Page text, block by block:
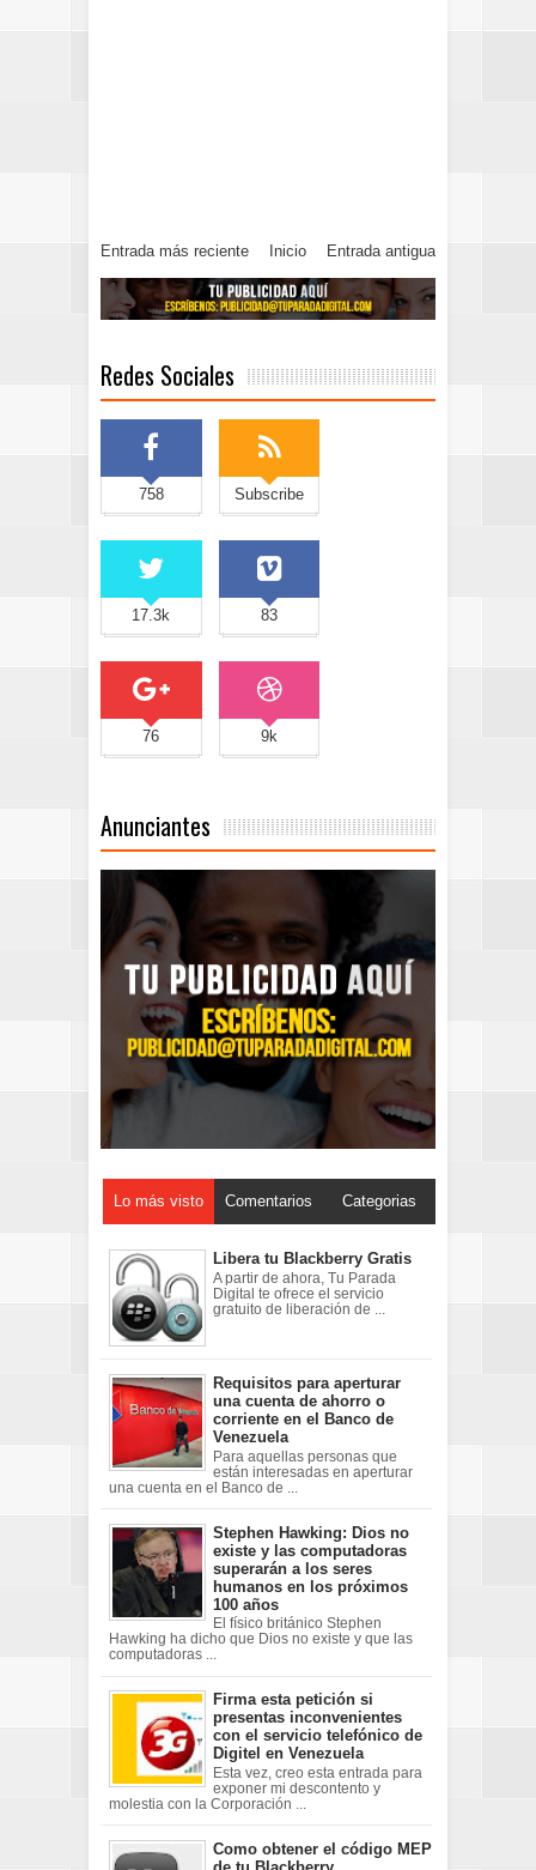
Entrada más reciente Entrada antigua
Inicio
Redes Sociales
758 Subscribe
17.3k 83
76 9k
Anunciantes
Lo más visto Comentarios Categorias
Libera tu Blackberry Gratis
A partir de ahora, Tu Parada
Digital te ofrece el servicio
gratuito de liberación de ...
Requisitos para aperturar
una cuenta de ahorro o
corriente en el Banco de
Venezuela
Para aquellas personas que
están interesadas en aperturar
una cuenta en el Banco de ...
Stephen Hawking: Dios no
existe y las computadoras
superarán a los seres
humanos en los próximos
100 años
El físico británico Stephen
Hawking ha dicho que Dios no existe y que las
computadoras ...
Firma esta petición si
presentas inconvenientes
con el servicio telefónico de
Digitel en Venezuela
Esta vez, creo esta entrada para
exponer mi descontento y
molestia con la Corporación ...
Como obtener el código MEP